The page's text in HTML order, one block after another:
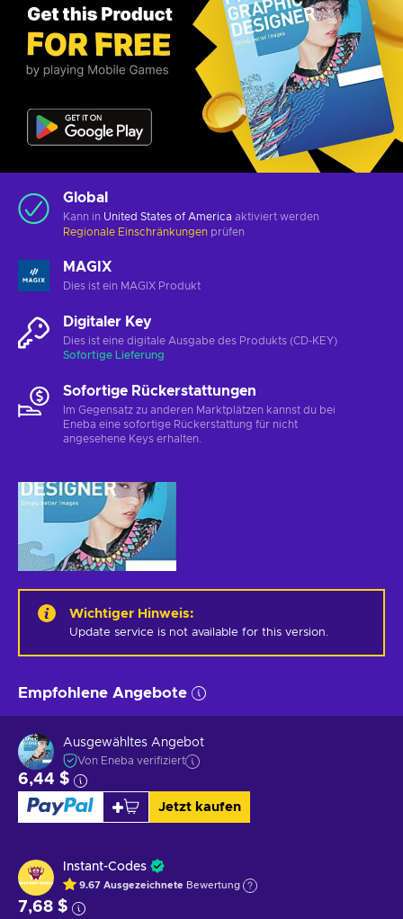
Global
Kann in United States of America aktiviert werden
Regionale Einschränkungen prüfen
MAGIX
Dies ist ein MAGIX Produkt
Digitaler Key
Dies ist eine digitale Ausgabe des Produkts (CD-KEY)
Sofortige Lieferung
Sofortige Rückerstattungen
Im Gegensatz zu anderen Marktplätzen kannst du bei
Eneba eine sofortige Rückerstattung für nicht
angesehene Keys erhalten.
Wichtiger Hinweis:
Update service is not available for this version.
Empfohlene Angebote
Ausgewähltes Angebot
Von Eneba verifiziert
6,44 $
Jetzt kaufen
Instant-Codes
9.67 Ausgezeichnete Bewertung
7,68 $